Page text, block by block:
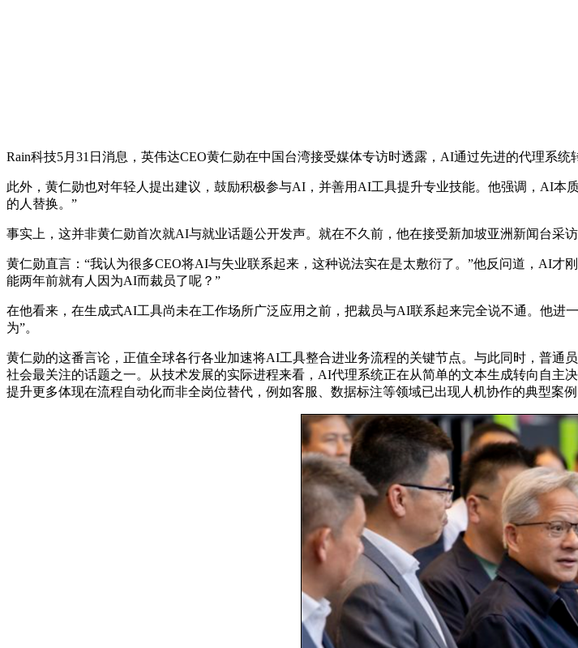
Rain科技5月31日消息，英伟达CEO黄仁勋在中国台湾接受媒体专访时透露，AI通过先进的代理系
此外，黄仁勋也对年轻人提出建议，鼓励积极参与AI，并善用AI工具提升专业技能。他强调，AI本
的人替换。”
事实上，这并非黄仁勋首次就AI与就业话题公开发声。就在不久前，他在接受新加坡亚洲新闻台采
黄仁勋直言：“我认为很多CEO将AI与失业联系起来，这种说法实在是太敷衍了。”他反问道，AI
能两年前就有人因为AI而裁员了呢？”
在他看来，在生成式AI工具尚未在工作场所广泛应用之前，把裁员与AI联系起来完全说不通。他进
为”。
黄仁勋的这番言论，正值全球各行各业加速将AI工具整合进业务流程的关键节点。与此同时，普
社会最关注的话题之一。从技术发展的实际进程来看，AI代理系统正在从简单的文本生成转向自
提升更多体现在流程自动化而非全岗位替代，例如客服、数据标注等领域已出现人机协作的典型案例